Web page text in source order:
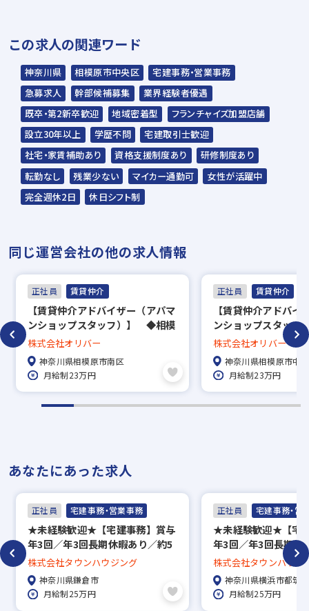
適性検査、面接申告書提出
▼
1次面接（人事担当）、作文（800文字程度）
▼
2次面接（担当部署責任者、総務部責任者）
▼
内定
※入社時期は相談に応じます。現在、在職中
この求人の関連ワード
神奈川県 相模原市中央区
宅建事務・営業事務
急募求人
幹部候補募集
業界経験者優遇
既卒・第2新卒歓迎
地域密着型
フランチャイズ加盟店舗
設立30年以上
学歴不問
宅建取引士歓迎
社宅・家賃補助あり
資格支援制度あり
研修制度あり
転勤なし
残業少ない マイカー通勤可
女性が活躍中
完全週休2日
休日シフト制
同じ運営会社の他の求人情報
正社員 賃貸仲介
【賃貸仲介アドバイザー（アパマ
ンショップスタッフ）】 ◆相模
原・町田エリアに密着し約30年黒
字経営を継続 ◆宅建資格取得時
には20万円のお祝金あり
株式会社オリバー
神奈川県相模原市南区
月給制23万円
正社員 賃貸仲介
【賃貸仲介アドバイ
ンショップスタッ
原・町田エリアに密
字経営を継続 ◆宅
には20万円のお祝金
株式会社オリバー
神奈川県相模原市中
月給制23万円
あなたにあった求人
正社員 宅建事務・営業事務
★未経験歓迎★【宅建事務】賞与
年3回／年3回長期休暇あり／約5
万7000件の中から好きな物件に
住める社宅制度、家賃補助50％／
直営139店舗で地域密着！
株式会社タウンハウジング
神奈川県鎌倉市
月給制25万円
正社員 宅建事務・営
★未経験歓迎★【宅
年3回／年3回長期休
万7000件の中から好
住める社宅制度、家
直営139店舗で地域
株式会社タウンハウジ
神奈川県横浜市都筑区
月給制25万円